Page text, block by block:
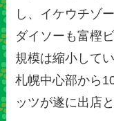
し、イケウチゾ
ダイソーも富樫
規模は縮小してい
札幌中心部から
ッツが遂に出店